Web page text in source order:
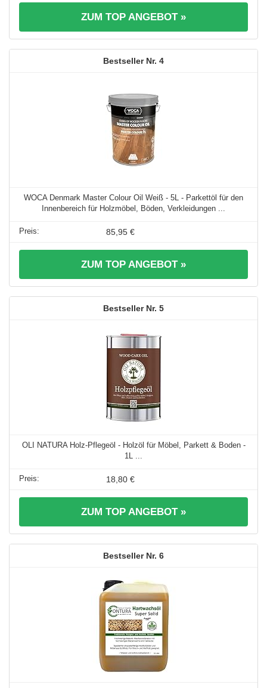
ZUM TOP ANGEBOT »
4
WOCA Denmark Master Colour Oil Weiß - 5L - Parkettöl für den
Innenbereich für Holzmöbel, Böden, Verkleidungen ...
85,95 €
ZUM TOP ANGEBOT »
5
OLI NATURA Holz-Pflegeöl - Holzöl für Möbel, Parkett & Boden -
1L ...
18,80 €
ZUM TOP ANGEBOT »
6